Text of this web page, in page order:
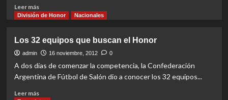
Leer másRead
more
equipos
ya
conocen
sus
División de Honor Nacionales
Los 32 equipos que buscan el Honor
admin 16 noviembre, 2012 0
A dos días de comenzar la competencia, la Confederación
Argentina de Fútbol de Salón dio a conocer los 32 equipos...
Leer másRead